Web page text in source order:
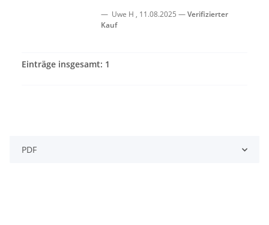
Uwe H , 11.08.2025
Verifizierter
Kauf
Einträge insgesamt: 1
PDF